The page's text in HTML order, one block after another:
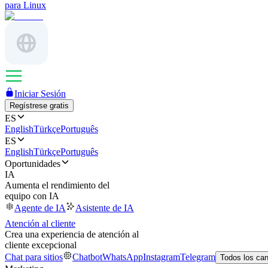
para Linux
Iniciar Sesión
Regístrese gratis
ES
EnglishTürkçePortuguês
ES
EnglishTürkçePortuguês
Oportunidades
IA
Aumenta el rendimiento del
equipo con IA
Agente de IA
Asistente de IA
Atención al cliente
Crea una experiencia de atención al
cliente excepcional
Chat para sitios
ChatbotWhatsAppInstagramTelegram Todos los